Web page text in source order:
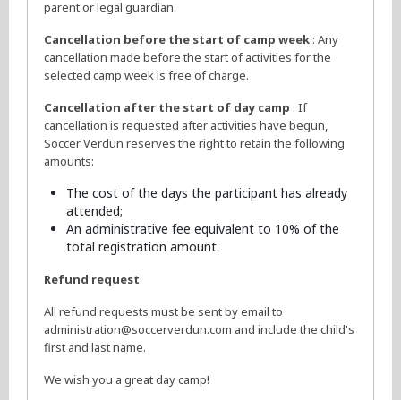
parent or legal guardian.
Cancellation before the start of camp week : Any
cancellation made before the start of activities for the
selected camp week is free of charge.
Cancellation after the start of day camp : If
cancellation is requested after activities have begun,
Soccer Verdun reserves the right to retain the following
amounts:
The cost of the days the participant has already
attended;
An administrative fee equivalent to 10% of the
total registration amount.
Refund request
All refund requests must be sent by email to
administration@soccerverdun.com and include the child's
first and last name.
We wish you a great day camp!